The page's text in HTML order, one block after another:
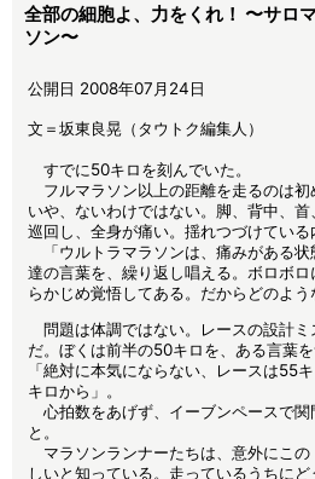
全部の細胞よ、力をくれ！ 〜サロ
ソン〜
公開日 2008年07月24日
文＝坂東良晃（タウトク編集人）
すでに50キロを刻んでいた。
フルマラソン以上の距離を走るのは初
いや、ないわけではない。脚、背中、
巡回し、全身が痛い。揺れつづけている
「ウルトラマラソンは、痛みがある
達の言葉を、繰り返し唱える。ボロボ
らかじめ覚悟してある。だからどのよう
問題は体調ではない。レースの設計
だ。ぼくは前半の50キロを、ある言葉を
「絶対に本気にならない、レースは55
キロから」。
心拍数をあげず、イーブンペースで
と。
マラソンランナーたちは、意外にこ
しいと知っている。走っているうちに